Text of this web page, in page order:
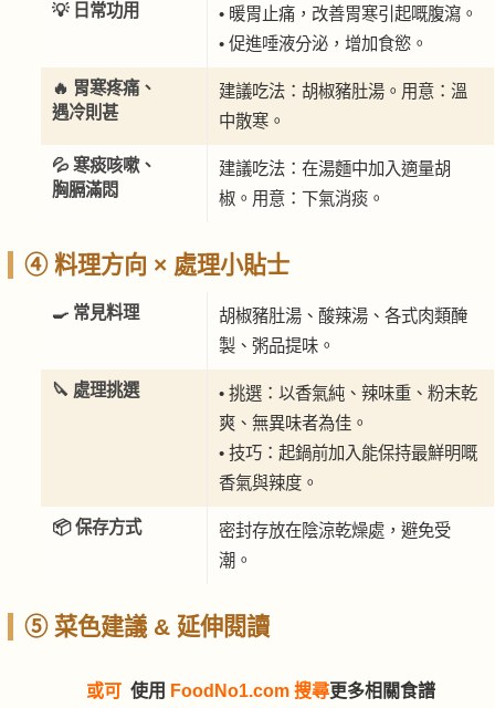
💡 日常功用
• 暖胃止痛，改善胃寒引起嘅腹瀉。
• 促進唾液分泌，增加食慾。
🔥 胃寒疼痛、
遇冷則甚
建議吃法：胡椒豬肚湯。用意：溫
中散寒。
💦 寒痰咳嗽、
胸膈滿悶
建議吃法：在湯麵中加入適量胡
椒。用意：下氣消痰。
④ 料理方向 × 處理小貼士
🍳 常見料理
胡椒豬肚湯、酸辣湯、各式肉類醃
製、粥品提味。
🔪 處理挑選
• 挑選：以香氣純、辣味重、粉末乾
爽、無異味者為佳。
• 技巧：起鍋前加入能保持最鮮明嘅
香氣與辣度。
📦 保存方式
密封存放在陰涼乾燥處，避免受
潮。
⑤ 菜色建議 & 延伸閱讀
或可 使用 FoodNo1.com 搜尋更多相關食譜